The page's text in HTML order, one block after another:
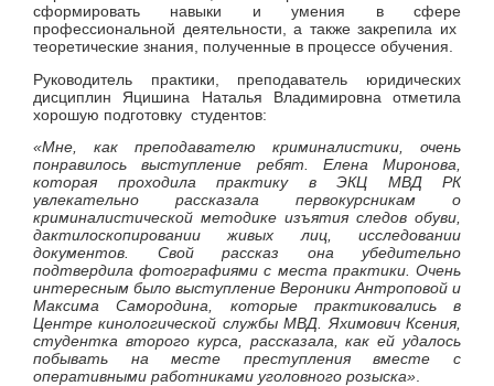
сформировать навыки и умения в сфере
профессиональной деятельности, а также закрепила их
теоретические знания, полученные в процессе обучения.
Руководитель практики, преподаватель юридических
дисциплин Яцишина Наталья Владимировна отметила
хорошую подготовку студентов:
«Мне, как преподавателю криминалистики, очень
понравилось выступление ребят. Елена Миронова,
которая проходила практику в ЭКЦ МВД РК
увлекательно рассказала первокурсникам о
криминалистической методике изъятия следов обуви,
дактилоскопировании живых лиц, исследовании
документов. Свой рассказ она убедительно
подтвердила фотографиями с места практики. Очень
интересным было выступление Вероники Антроповой и
Максима Самородина, которые практиковались в
Центре кинологической службы МВД. Яхимович Ксения,
студентка второго курса, рассказала, как ей удалось
побывать на месте преступления вместе с
оперативными работниками уголовного розыска»